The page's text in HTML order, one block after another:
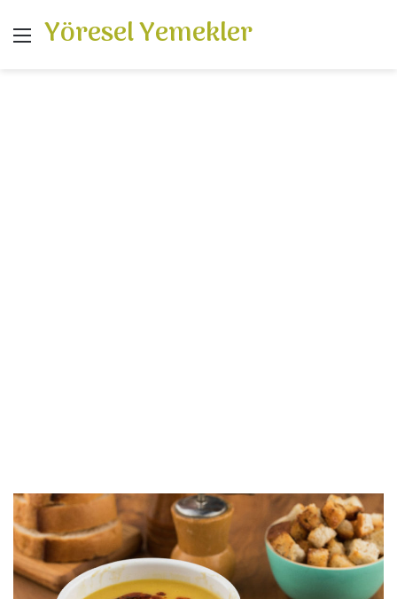
Menü
Yöresel Yemekler